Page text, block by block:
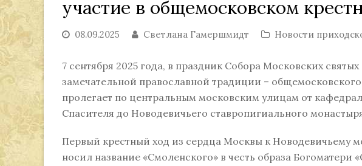
участие в общемосковском
08.09.2025 Светлана Гамершмидт Новости
7 сентября 2025 года, в праздник Собора Московских
замечательной православной традиции –
пролегает по центральным московским улицам от
Спасителя до Новодевичьего ставропигиального
Первый крестный ход из сердца Москвы к Новодевичьему
носил название «Смоленского» в честь образа